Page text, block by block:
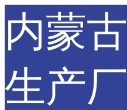
内蒙
生产